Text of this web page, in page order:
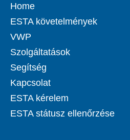
Home
ESTA követelmények
VWP
Szolgáltatások
Segítség
Kapcsolat
ESTA kérelem
ESTA státusz ellenőrzése